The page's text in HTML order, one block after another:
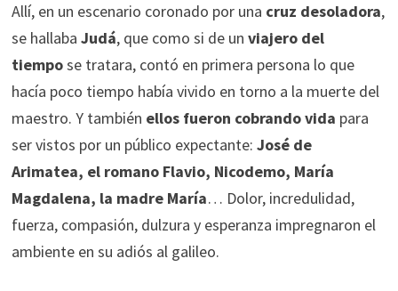
Allí, en un escenario coronado por una cruz desoladora,
se hallaba Judá, que como si de un viajero del
tiempose tratara, contó en primera persona lo que
hacía poco tiempo había vivido en torno a la muerte del
maestro. Y también ellos fueron cobrando vida para
ser vistos por un público expectante: José de
Arimatea, el romano Flavio, Nicodemo, María
Magdalena, la madre María… Dolor, incredulidad,
fuerza, compasión, dulzura y esperanza impregnaron el
ambiente en su adiós al galileo.